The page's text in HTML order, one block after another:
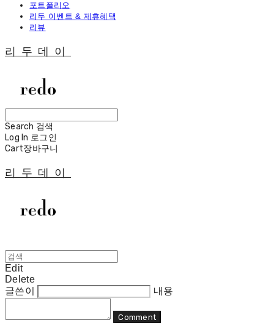
포트폴리오
리두 이벤트 & 제휴혜택
리뷰
리두데이
Search 검색
Log In 로그인
Cart장바구니
리두데이
Edit
Delete
글쓴이
내용
Comment